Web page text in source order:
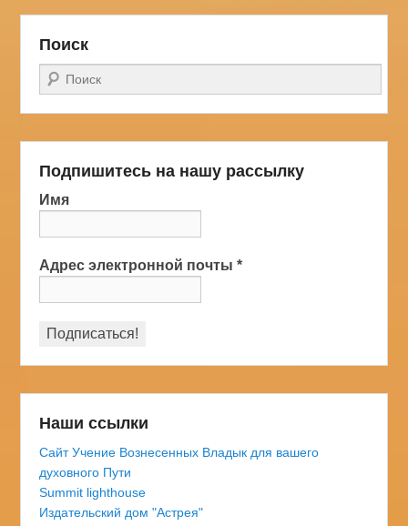
Поиск
Поиск
Подпишитесь на нашу рассылку
Имя
Адрес электронной почты*
Наши ссылки
Сайт Учение Вознесенных Владык для вашего
духовного Пути
Summit lighthouse
Издательский дом "Астрея"